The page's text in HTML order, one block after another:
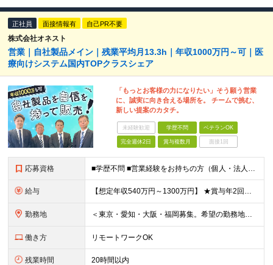
正社員 面接情報有 自己PR不要
株式会社オネスト
営業｜自社製品メイン｜残業平均月13.3h｜年収1000万円～可｜医
療向けシステム国内TOPクラスシェア
「もっとお客様の力になりたい」そう願う営業
に、誠実に向き合える場所を。 チームで挑む、
新しい提案のカタチ。
未経験歓迎 学歴不問 ベテランOK
完全週休2日 賞与複数月 面接1回
応募資格 ■学歴不問 ■営業経験をお持ちの方（個人・法人、業界や商材などは不問） ＜以下のような方を歓迎します＞ ■顧客の話を聴き、本音を引き出せる方 ■断られても気持ちを切り替え、次に進める方 ■受け身では
給与 【想定年収540万円～1300万円】 ★賞与年2回＋勤務地手当＋残業手当（年平均残業時間にて算出）を含む ※基本給＋勤務地手当＋役職手当 ※リーダークラス以上は役職手当含む ※勤務地手当：結婚の有無に
勤務地 ＜東京・愛知・大阪・福岡募集。希望の勤務地で働けます＞ 希望通りの配属＆転勤も基本なし！ 「プロジェクト人員の枠を広げたい」などといった、 会社からの強制的な異動・出向依頼はありません。 ■東京オフ
働き方 リモートワークOK
残業時間 20時間以内